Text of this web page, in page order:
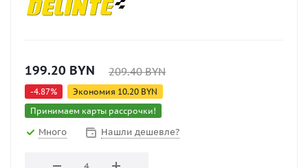
199.20 BYN 209.40BYN
-4.87% Экономия 10.20 BYN
Принимаем карты рассрочки!
Много Нашли дешевле?